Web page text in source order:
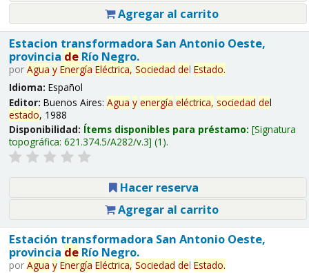
Agregar al carrito
Estacion transformadora San Antonio Oeste,
provincia deRío Negro.
por Agua y Energía Eléctrica, Sociedad del Estado.
Idioma: Español
Editor: Buenos Aires: Agua y energía eléctrica, sociedad del
estado, 1988
Disponibilidad: Ítems disponibles para préstamo: Signatura
topográfica: 621.374.5/A282/v.3 (1).
Hacer reserva
Agregar al carrito
Estación transformadora San Antonio Oeste,
provincia deRío Negro.
por Agua y Energía Eléctrica, Sociedad del Estado.